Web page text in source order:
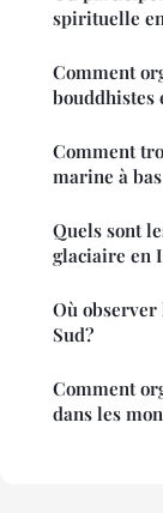
spirituelle
Comment
bouddhistes
Comment
marine à
Quels sont
glaciaire en
Où
Sud?
Comment
dans les